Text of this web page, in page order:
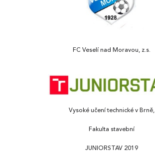
FC Veselí nad Moravou, z.s.
Vysoké učení technické v Brně,
Fakulta stavební
JUNIORSTAV 2019